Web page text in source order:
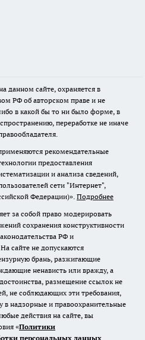
данном сайте, охраняется в
РФ об авторском праве и не
в какой бы то ни было форме, в
переработке не иначе
рекомендательные
предоставления
и анализа сведений,
сети "Интернет",
Федерации)». Подробнее
за собой право модерировать
сохранения конструктивности
РФ и
сайте не допускаются
брань, разжигающие
ненависть или вражду, а
размещение ссылок не
не соблюдающих эти требования,
в надзорные и правоохранительные
действия на сайте, вы
«Политики
персональных данных